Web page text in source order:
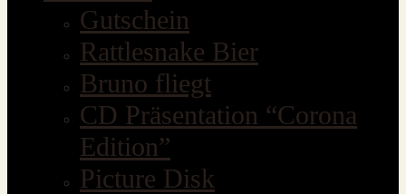
Gutschein
Rattlesnake Bier
Bruno fliegt
CD Präsentation “Corona
Edition”
Picture Disk